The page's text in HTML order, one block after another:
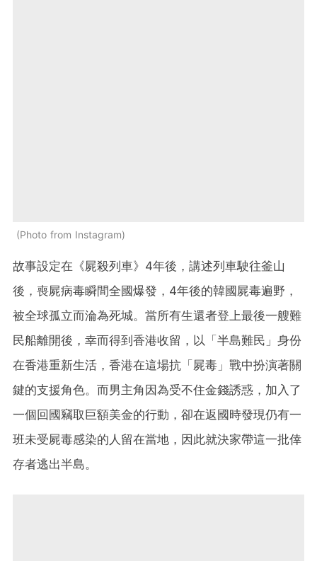
Photo from Instagram
故事設定在《屍殺列車》4年後，講述列車駛往釜山
後，喪屍病毒瞬間全國爆發，4年後的韓國屍毒遍野，
被全球孤立而淪為死城。當所有生還者登上最後一艘難
民船離開後，幸而得到香港收留，以「半島難民」身份
在香港重新生活，香港在這場抗「屍毒」戰中扮演著關
鍵的支援角色。而男主角因為受不住金錢誘惑，加入了
一個回國竊取巨額美金的行動，卻在返國時發現仍有一
班未受屍毒感染的人留在當地，因此就決家帶這一批倖
存者逃出半島。